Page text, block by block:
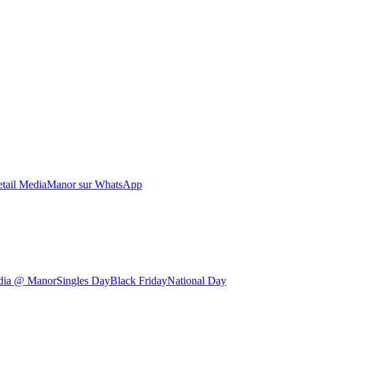
MediaManor sur WhatsApp
@ ManorSingles DayBlack FridayNational Day